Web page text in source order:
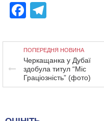
Facebook
ПОПЕРЕДНЯ НОВИНА
Черкащанка у Дубаї
здобула титул “Міс
Граціозність” (фото)